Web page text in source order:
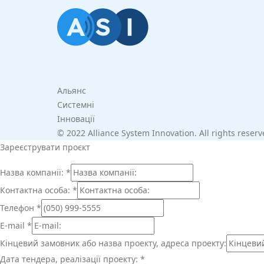
Альянс
Системні
Інновації
© 2022 Alliance System Innovation. All rights
Зареєструвати проєкт
Назва компанії: *
Контактна особа: *
Телефон *
E-mail *
Кінцевий замовник або назва проекту, адреса проекту:
Дата тендера, реалізації проекту: *